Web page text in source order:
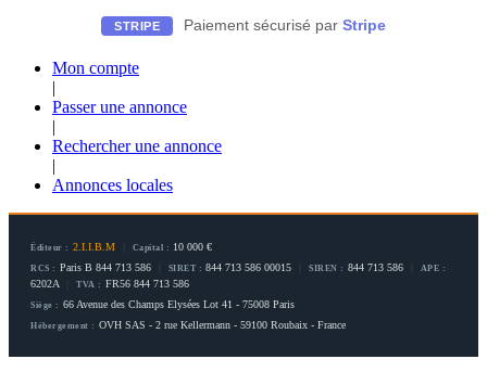
STRIPE Paiement sécurisé par Stripe
Mon compte
|
Passer une annonce
|
Rechercher une annonce
|
Annonces locales
Éditeur : 2.I.I.B.M Capital : 10 000 €
RCS : Paris B 844 713 586 SIRET : 844 713 586 00015 SIREN : 844 713 586 APE :
6202A TVA : FR56 844 713 586
Siège : 66 Avenue des Champs Elysées Lot 41 - 75008 Paris
Hébergement : OVH SAS - 2 rue Kellermann - 59100 Roubaix - France